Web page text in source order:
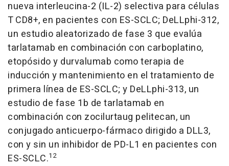
nueva interleucina-2 (IL-2) selectiva para células
T CD8+, en pacientes con ES-SCLC; DeLLphi-312,
un estudio aleatorizado de fase 3 que evalúa
tarlatamab en combinación con carboplatino,
etopósido y durvalumab como terapia de
inducción y mantenimiento en el tratamiento de
primera línea de ES-SCLC; y DeLLphi-313, un
estudio de fase 1b de tarlatamab en
combinación con zocilurtaug pelitecan, un
conjugado anticuerpo-fármaco dirigido a DLL3,
con y sin un inhibidor de PD-L1 en pacientes con
ES-SCLC.12